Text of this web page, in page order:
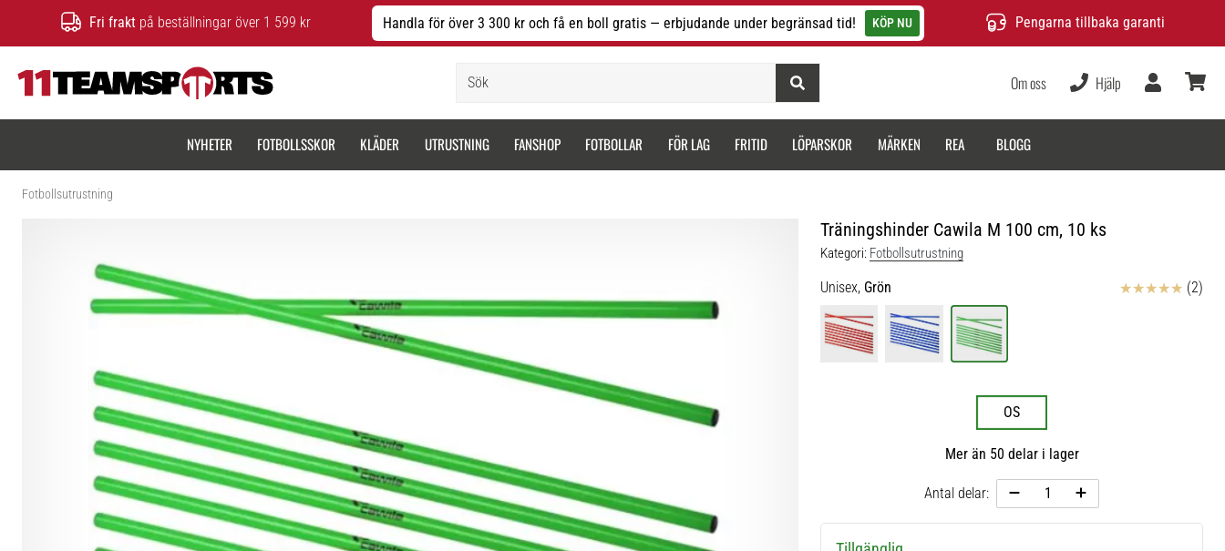
Fri frakt på beställningar över 1 599 kr Handla för över 3 300 kr och få en boll gratis — erbjudande under begränsad tid! KÖP NU Pengarna tillbaka garanti
Om oss Hjälp
NYHETER FOTBOLLSSKOR KLÄDER UTRUSTNING FANSHOP FOTBOLLAR FÖR LAG FRITID LÖPARSKOR MÄRKEN REA BLOGG
Fotbollsutrustning
Träningshinder Cawila M 100 cm, 10 ks
Kategori: Fotbollsutrustning
Unisex, Grön Recensioner (2)
OS
Mer än 50 delar i lager
Antal delar: